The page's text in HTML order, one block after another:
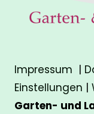
Impressum
Einstellungen
Garten- und